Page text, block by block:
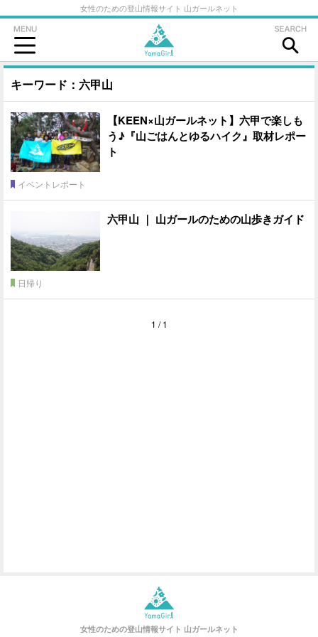
女性のための登山情報サイト 山ガールネット
キーワード：六甲山
【KEEN×山ガールネット】六甲で楽しも
う♪『山ごはんとゆるハイク』取材レポー
ト
イベントレポート
六甲山 ｜ 山ガールのための山歩きガイド
日帰り
1 / 1
女性のための登山情報サイト 山ガールネット